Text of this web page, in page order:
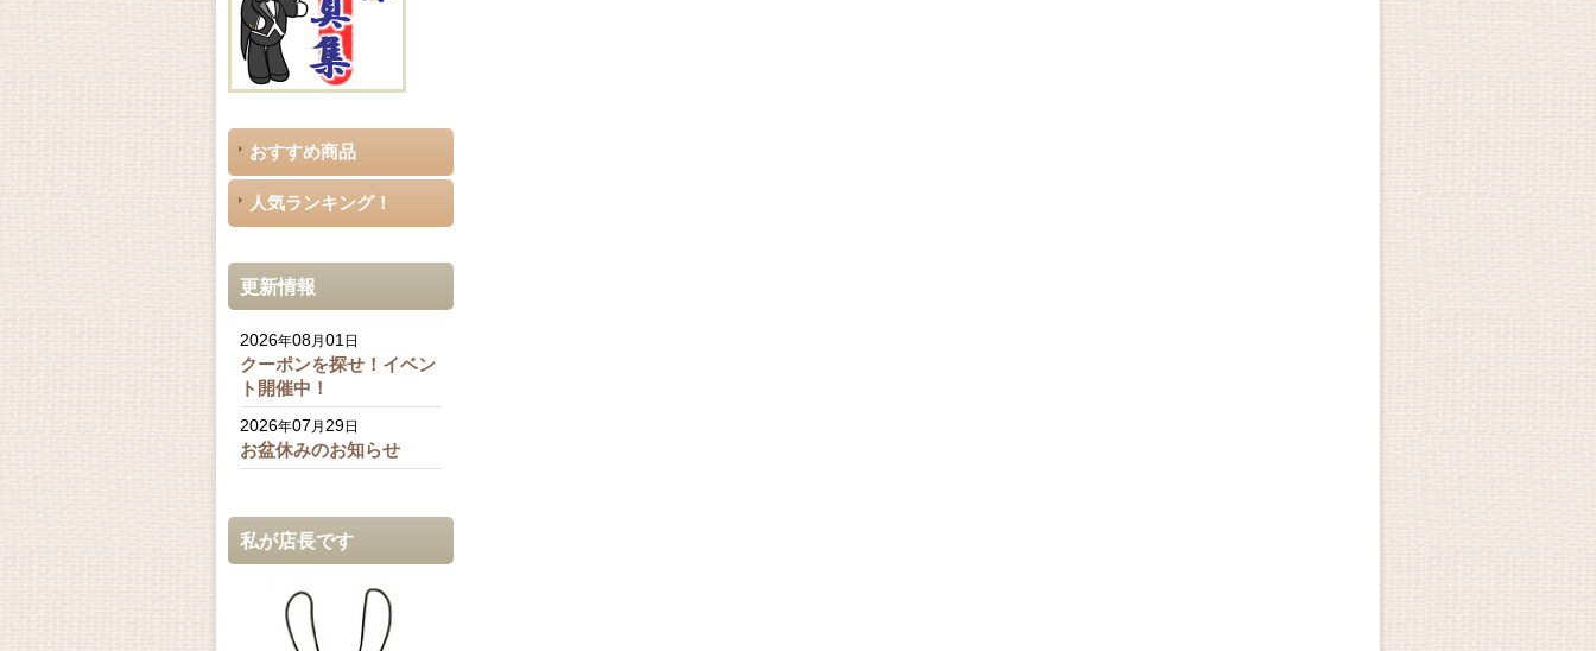
おすすめ商品
人気ランキング！
更新情報
2026年08月01 日
クーポンを探せ！イベン
ト開催中！
2026年07 月 29日
お盆休みのお知らせ
私が店長です